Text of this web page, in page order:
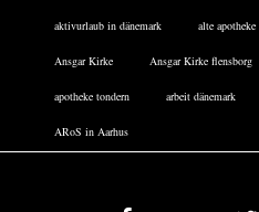
aktivurlaub in dänemark alte apotheke
Ansgar Kirke Ansgar Kirke flensborg
apotheke tondern arbeit dänemark
ARoS in Aarhus